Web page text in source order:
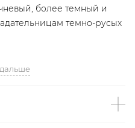
более темный и
темно-русых
Российский бренд
красивой за